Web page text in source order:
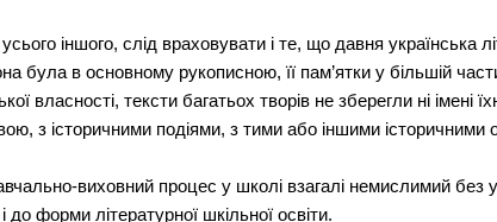
іншого, слід враховувати і те, що давня українська
була в основному рукописною, її пам’ятки у більшій
власності, тексти багатьох творів не зберегли ні
з історичними подіями, з тими або іншими історичними
виховний процес у школі взагалі немислимий без
і до форми літературної шкільної освіти.